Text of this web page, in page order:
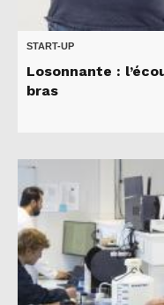
START-UP
Losonnante :
bras